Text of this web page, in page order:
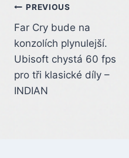
Post
navigation
PREVIOUS
Far Cry bude na
konzolích plynulejší.
Ubisoft chystá 60 fps
pro tři klasické díly –
INDIAN